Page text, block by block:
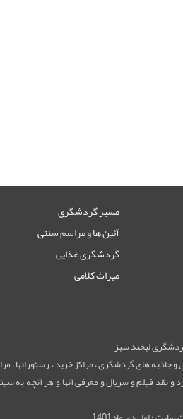
مسیر گردشگری
آئین ها و مراسم سنتی
گردشگری غذایی
میراث کلامی
لبخند سبز
و جاذبه های گردشگری ، مراکز خرید ، رستورانها
نقد فیلم و سریال و معرفی آنها و هر آنچه به